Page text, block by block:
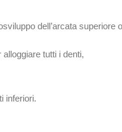
dell’arcata superiore
tutti i denti,
inferiori.